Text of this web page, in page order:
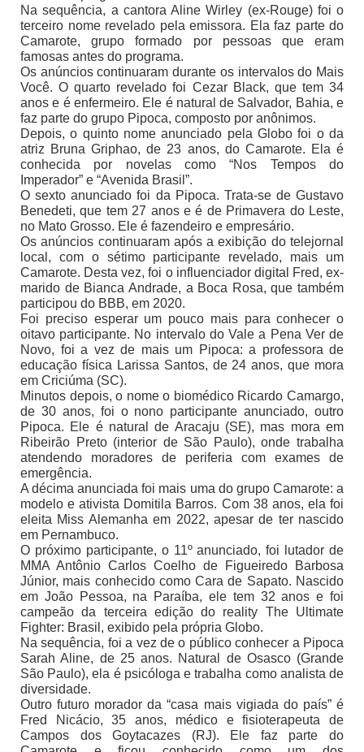
Na sequência, a cantora Aline Wirley (ex-Rouge) foi o
terceiro nome revelado pela emissora. Ela faz parte do
Camarote, grupo formado por pessoas que eram
famosas antes do programa.
Os anúncios continuaram durante os intervalos do Mais
Você. O quarto revelado foi Cezar Black, que tem 34
anos e é enfermeiro. Ele é natural de Salvador, Bahia, e
faz parte do grupo Pipoca, composto por anônimos.
Depois, o quinto nome anunciado pela Globo foi o da
atriz Bruna Griphao, de 23 anos, do Camarote. Ela é
conhecida por novelas como “Nos Tempos do
Imperador” e “Avenida Brasil”.
O sexto anunciado foi da Pipoca. Trata-se de Gustavo
Benedeti, que tem 27 anos e é de Primavera do Leste,
no Mato Grosso. Ele é fazendeiro e empresário.
Os anúncios continuaram após a exibição do telejornal
local, com o sétimo participante revelado, mais um
Camarote. Desta vez, foi o influenciador digital Fred, ex-
marido de Bianca Andrade, a Boca Rosa, que também
participou do BBB, em 2020.
Foi preciso esperar um pouco mais para conhecer o
oitavo participante. No intervalo do Vale a Pena Ver de
Novo, foi a vez de mais um Pipoca: a professora de
educação física Larissa Santos, de 24 anos, que mora
em Criciúma (SC).
Minutos depois, o nome o biomédico Ricardo Camargo,
de 30 anos, foi o nono participante anunciado, outro
Pipoca. Ele é natural de Aracaju (SE), mas mora em
Ribeirão Preto (interior de São Paulo), onde trabalha
atendendo moradores de periferia com exames de
emergência.
A décima anunciada foi mais uma do grupo Camarote: a
modelo e ativista Domitila Barros. Com 38 anos, ela foi
eleita Miss Alemanha em 2022, apesar de ter nascido
em Pernambuco.
O próximo participante, o 11º anunciado, foi lutador de
MMA Antônio Carlos Coelho de Figueiredo Barbosa
Júnior, mais conhecido como Cara de Sapato. Nascido
em João Pessoa, na Paraíba, ele tem 32 anos e foi
campeão da terceira edição do reality The Ultimate
Fighter: Brasil, exibido pela própria Globo.
Na sequência, foi a vez de o público conhecer a Pipoca
Sarah Aline, de 25 anos. Natural de Osasco (Grande
São Paulo), ela é psicóloga e trabalha como analista de
diversidade.
Outro futuro morador da “casa mais vigiada do país” é
Fred Nicácio, 35 anos, médico e fisioterapeuta de
Campos dos Goytacazes (RJ). Ele faz parte do